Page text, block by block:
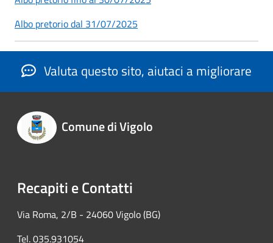
Albo pretorio dal 31/07/2025
Valuta questo sito, aiutaci a migliorare
Comune di Vigolo
Recapiti e Contatti
Via Roma, 2/B - 24060 Vigolo (BG)
Tel. 035.931054